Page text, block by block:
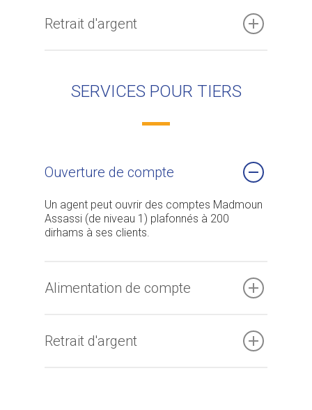
Retrait d'argent
SERVICES POUR TIERS
Ouverture de compte
Un agent peut ouvrir des comptes Madmoun
Assassi (de niveau 1) plafonnés à 200
dirhams à ses clients.
Alimentation de compte
Retrait d'argent